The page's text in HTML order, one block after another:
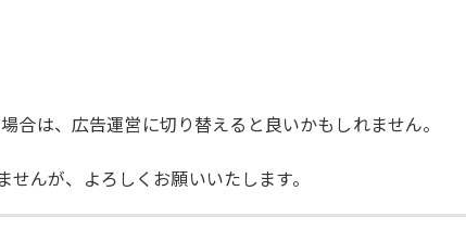
は、広告運営に切り替えると良いかもしれません。
んが、よろしくお願いいたします。